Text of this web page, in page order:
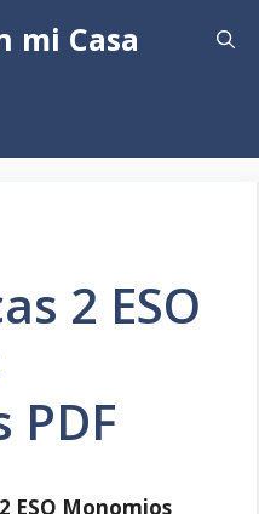
mi Casa
2 ESO
PDF
ESO Monomios